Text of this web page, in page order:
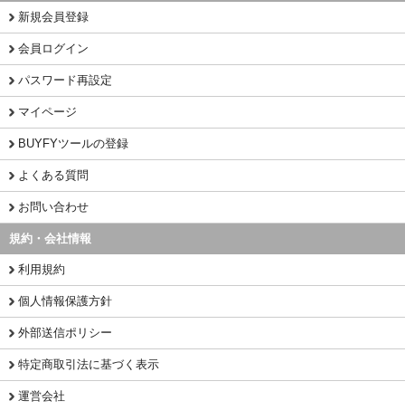
新規会員登録
会員ログイン
パスワード再設定
マイページ
BUYFYツールの登録
よくある質問
お問い合わせ
規約・会社情報
利用規約
個人情報保護方針
外部送信ポリシー
特定商取引法に基づく表示
運営会社